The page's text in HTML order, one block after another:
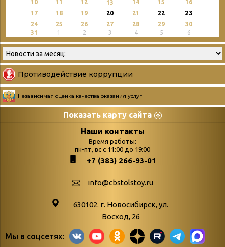
10
11 12 13 14 15
16
17
18 19 20 21 22 23
24 25 26 27 28 29
30
31
1 2 3 4 5 6
Противодействие коррупции
Независимая оценка качества оказания услуг
Показать карту сайта
Страницы
podvedenie-itogov-festivalya-
paskhalnaya-palitra
Библионочь – как ярмарка точь-в-
поступлений
Война. Народ.
живые»
Наши контакты
Время работы:
пн-пт, вс с 11:00 до 19:00
+7 (383) 266-93-01
info@cbstolstoy.ru
630102. г. Новосибирск, ул.
Восход, 26
Мы в соцсетях: